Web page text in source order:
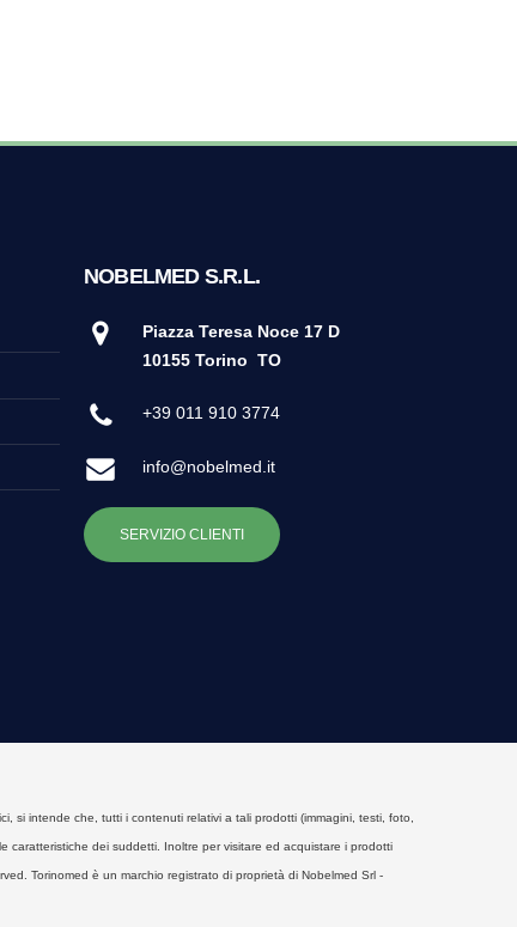
NOBELMED S.R.L.
Piazza Teresa Noce 17 D
10155 Torino TO
+39 011 910 3774
info@nobelmed.it
SERVIZIO CLIENTI
si intende che, tutti i contenuti relativi a tali prodotti (immagini, testi, foto,
caratteristiche dei suddetti. Inoltre per visitare ed acquistare i prodotti
Torinomed è un marchio registrato di proprietà di Nobelmed Srl -